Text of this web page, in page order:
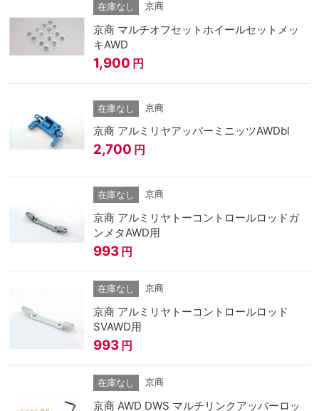
在庫なし 京商
京商 マルチオフセットホイールセットメッ
キAWD
1,900 円
在庫なし 京商
京商 アルミリヤアッパーミニッツAWDbl
2,700 円
在庫なし 京商
京商 アルミリヤトーコントロールロッドガ
ンメタAWD用
993 円
在庫なし 京商
京商 アルミリヤトーコントロールロッド
SVAWD用
993 円
在庫なし 京商
京商 AWD DWS マルチリンクアッパーロッ